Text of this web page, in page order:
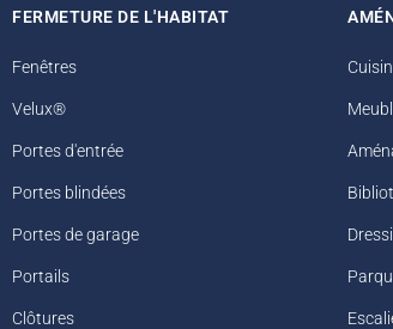
FERMETURE DE L'HABITAT
Fenêtres
Velux®
Portes d'entrée
Portes blindées
Portes de garage
Portails
Clôtures